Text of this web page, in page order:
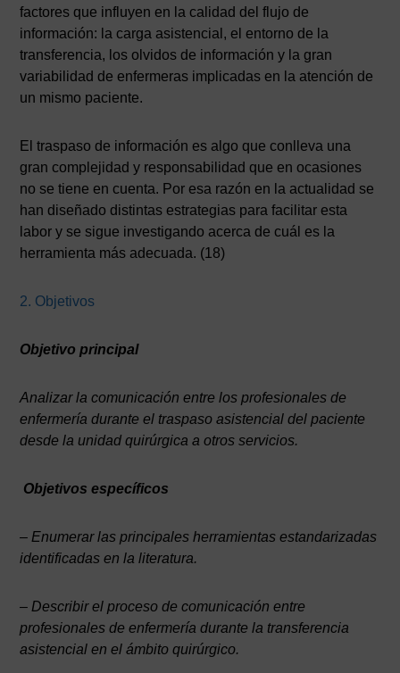
factores que influyen en la calidad del flujo de
información: la carga asistencial, el entorno de la
transferencia, los olvidos de información y la gran
variabilidad de enfermeras implicadas en la atención de
un mismo paciente.
El traspaso de información es algo que conlleva una
gran complejidad y responsabilidad que en ocasiones
no se tiene en cuenta. Por esa razón en la actualidad se
han diseñado distintas estrategias para facilitar esta
labor y se sigue investigando acerca de cuál es la
herramienta más adecuada. (18)
2. Objetivos
Objetivo principal
Analizar la comunicación entre los profesionales de
enfermería durante el traspaso asistencial del paciente
desde la unidad quirúrgica a otros servicios.
Objetivos específicos
– Enumerar las principales herramientas estandarizadas
identificadas en la literatura.
– Describir el proceso de comunicación entre
profesionales de enfermería durante la transferencia
asistencial en el ámbito quirúrgico.